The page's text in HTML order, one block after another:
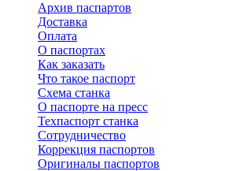
Архив паспартов
Доставка
Оплата
О паспортах
Как заказать
Что такое паспорт
Схема станка
О паспорте на пресс
Техпаспорт станка
Сотрудничество
Коррекция паспортов
Оригиналы паспортов